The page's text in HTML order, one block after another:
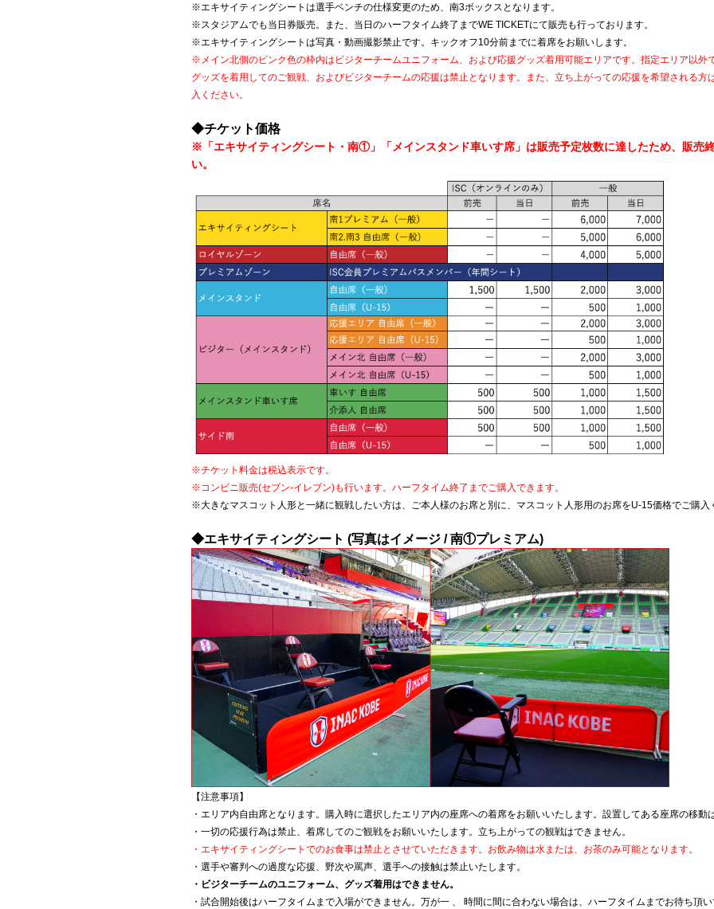
※エキサイティングシートは選手ベンチの仕様変更のため、南3ボックスとなります。
※スタジアムでも当日券販売。また、当日のハーフタイム終了までWE TICKETにて販売も行っております。
※エキサイティングシートは写真・動画撮影禁止です。キックオフ10分前までに着席をお願いします。
※メイン北側のピンク色の枠内はビジターチームユニフォーム、および応援グッズ着用可能エリアです。指定エリア以外
グッズを着用してのご観戦、およびビジターチームの応援は禁止となります。また、立ち上がっての応援を希望される方
入ください。
◆チケット価格
※「エキサイティングシート・南①」「メインスタンド車いす席」は販売予定枚数に達したため、販売
い。
※チケット料金は税込表示です。
※コンビニ販売(セブン-イレブン)も行います。ハーフタイム終了までご購入できます。
※大きなマスコット人形と一緒に観戦したい方は、ご本人様のお席と別に、マスコット人形用のお席をU-15価格でご購入
◆エキサイティングシート (写真はイメージ / 南①プレミアム)
【注意事項】
・エリア内自由席となります。購入時に選択したエリア内の座席への着席をお願いいたします。設置してある座席の移動
・一切の応援行為は禁止、着席してのご観戦をお願いいたします。立ち上がっての観戦はできません。
・エキサイティングシートでのお食事は禁止とさせていただきます。お飲み物は水または、お茶のみ可能となります。
・選手や審判への過度な応援、野次や罵声、選手への接触は禁止いたします。
・ビジターチームのユニフォーム、グッズ着用はできません。
・試合開始後はハーフタイムまで入場ができません。万が一 、 時間に間に合わない場合は、ハーフタイムまでお待ち頂